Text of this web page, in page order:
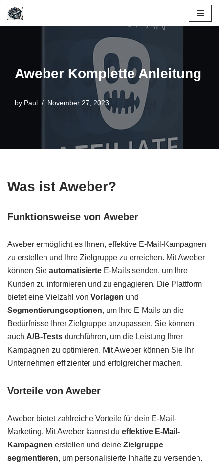
Skip
Aweber Komplette Anleitung
by Paul November 27, 2023
Was ist Aweber?
Funktionsweise von Aweber
Aweber ermöglicht es Ihnen, effektive E-Mail-Kampagnen
zu erstellen und Ihre Zielgruppe zu erreichen. Mit Aweber
können Sie automatisierte E-Mails senden, um Ihre
Kunden zu informieren und zu engagieren. Die Plattform
bietet eine Vielzahl von Vorlagen und
Segmentierungsoptionen, um Ihre E-Mails an die
Bedürfnisse Ihrer Zielgruppe anzupassen. Sie können
auch A/B-Tests durchführen, um die Leistung Ihrer
Kampagnen zu optimieren. Mit Aweber können Sie Ihr
Unternehmen effizienter und erfolgreicher machen.
Vorteile von Aweber
Aweber bietet zahlreiche Vorteile für dein E-Mail-
Marketing. Mit Aweber kannst du effektive E-Mail-
Kampagnen erstellen und deine Zielgruppe
segmentieren, um personalisierte Inhalte zu versenden.